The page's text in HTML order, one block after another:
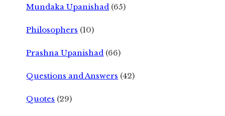
Mundaka Upanishad (65)
Philosophers (10)
Prashna Upanishad (66)
Questions and Answers (42)
Quotes (29)